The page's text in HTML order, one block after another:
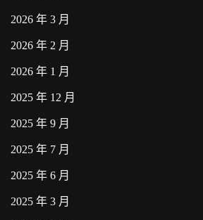
2026 年 3 月
2026 年 2 月
2026 年 1 月
2025 年 12 月
2025 年 9 月
2025 年 7 月
2025 年 6 月
2025 年 3 月